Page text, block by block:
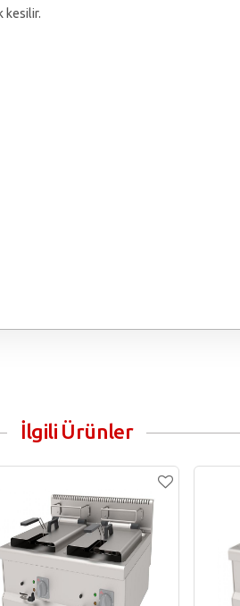
kesilir.
İlgili Ürünler